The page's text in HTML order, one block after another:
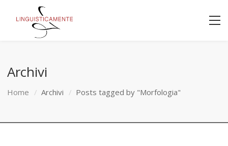
Archivi
Home Archivi Posts tagged by "Morfologia"